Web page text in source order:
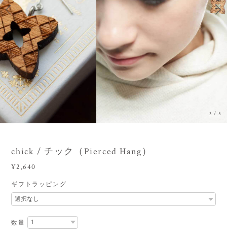
3 /5
chick / チック（Pierced Hang）
¥2,640
ギフトラッピング
数量